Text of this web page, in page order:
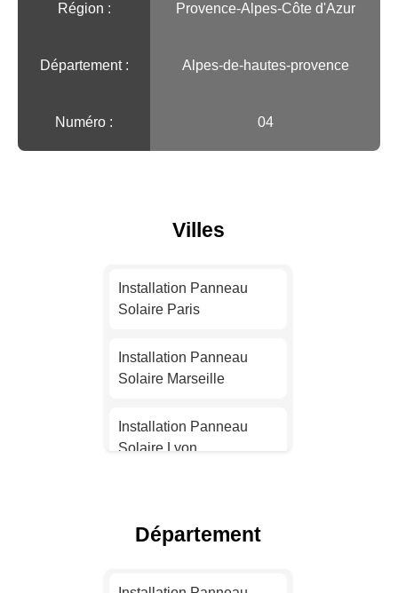
Région :️ Provence-Alpes-Côte d'Azur
Département : Alpes-de-hautes-provence
Numéro : 04
Villes
Installation Panneau
Solaire Paris
Installation Panneau
Solaire Marseille
Installation Panneau
Solaire Lyon
Solaire Nice
Département